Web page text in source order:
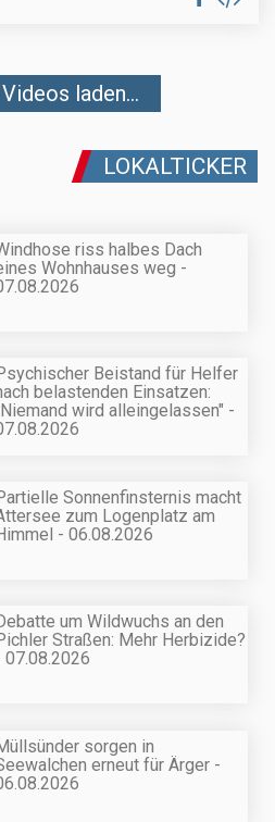
laden...
LOKALTICKER
riss halbes Dach
Wohnhauses weg -
Beistand für Helfer
belastenden Einsatzen:
wird alleingelassen" -
Sonnenfinsternis macht
zum Logenplatz am
- 06.08.2026
um Wildwuchs an den
Straßen: Mehr Herbizide?
07.08.2026
sorgen in
erneut für Ärger -